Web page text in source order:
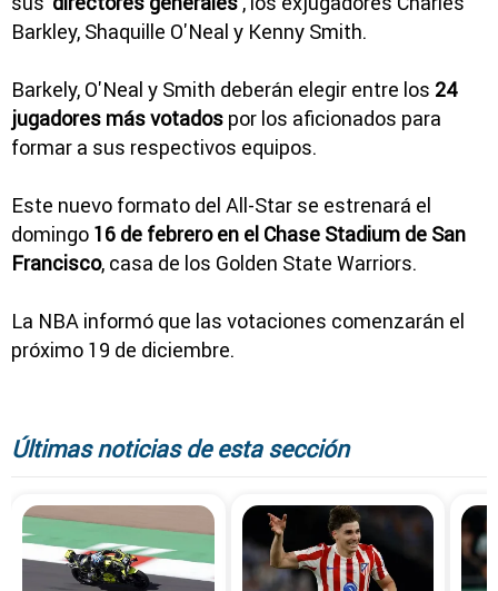
Barkley, Shaquille O'Neal y Kenny Smith.
Barkely, O'Neal y Smith deberán elegir entre los 24
jugadores más votados por los aficionados para
formar a sus respectivos equipos.
Este nuevo formato del All-Star se estrenará el
domingo 16 de febrero en el Chase Stadium de San
Francisco, casa de los Golden State Warriors.
La NBA informó que las votaciones comenzarán el
próximo 19 de diciembre.
Últimas noticias de esta sección